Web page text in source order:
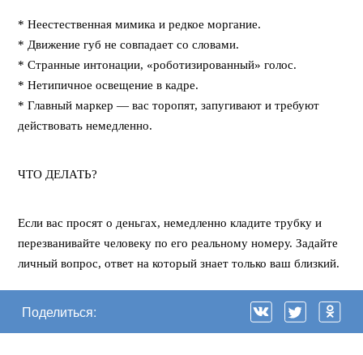
* Неестественная мимика и редкое моргание.
* Движение губ не совпадает со словами.
* Странные интонации, «роботизированный» голос.
* Нетипичное освещение в кадре.
* Главный маркер — вас торопят, запугивают и требуют
действовать немедленно.
ЧТО ДЕЛАТЬ?
Если вас просят о деньгах, немедленно кладите трубку и
перезванивайте человеку по его реальному номеру. Задайте
личный вопрос, ответ на который знает только ваш близкий.
Поделиться: